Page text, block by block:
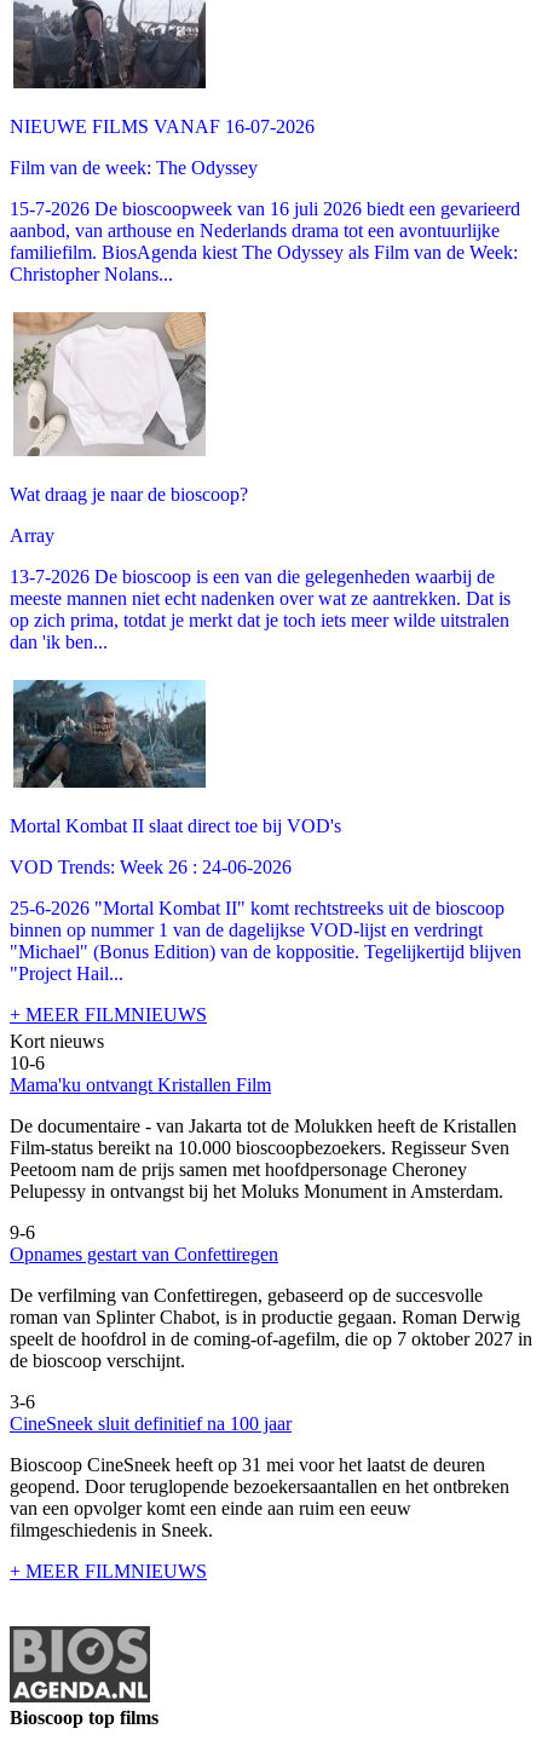
NIEUWE FILMS VANAF 16-07-2026
Film van de week: The Odyssey
15-7-2026 De bioscoopweek van 16 juli 2026 biedt een gevarieerd
aanbod, van arthouse en Nederlands drama tot een avontuurlijke
familiefilm. BiosAgenda kiest The Odyssey als Film van de Week:
Christopher Nolans...
Wat draag je naar de bioscoop?
Array
13-7-2026 De bioscoop is een van die gelegenheden waarbij de
meeste mannen niet echt nadenken over wat ze aantrekken. Dat is
op zich prima, totdat je merkt dat je toch iets meer wilde uitstralen
dan 'ik ben...
Mortal Kombat II slaat direct toe bij VOD's
VOD Trends: Week 26 : 24-06-2026
25-6-2026 "Mortal Kombat II" komt rechtstreeks uit de bioscoop
binnen op nummer 1 van de dagelijkse VOD-lijst en verdringt
"Michael" (Bonus Edition) van de koppositie. Tegelijkertijd blijven
"Project Hail...
+ MEER FILMNIEUWS
Kort nieuws
10-6
Mama'ku ontvangt Kristallen Film
De documentaire - van Jakarta tot de Molukken heeft de Kristallen
Film-status bereikt na 10.000 bioscoopbezoekers. Regisseur Sven
Peetoom nam de prijs samen met hoofdpersonage Cheroney
Pelupessy in ontvangst bij het Moluks Monument in Amsterdam.
9-6
Opnames gestart van Confettiregen
De verfilming van Confettiregen, gebaseerd op de succesvolle
roman van Splinter Chabot, is in productie gegaan. Roman Derwig
speelt de hoofdrol in de coming-of-agefilm, die op 7 oktober 2027 in
de bioscoop verschijnt.
3-6
CineSneek sluit definitief na 100 jaar
Bioscoop CineSneek heeft op 31 mei voor het laatst de deuren
geopend. Door teruglopende bezoekersaantallen en het ontbreken
van een opvolger komt een einde aan ruim een eeuw
filmgeschiedenis in Sneek.
+ MEER FILMNIEUWS
Bioscoop top films